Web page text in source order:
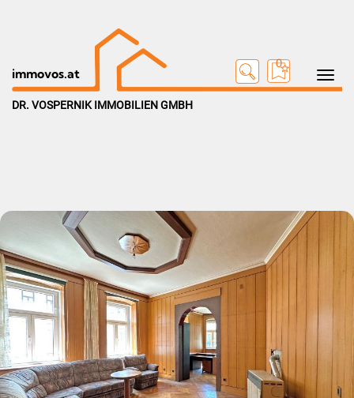
Toggle
immovos.at
0
DR. VOSPERNIK IMMOBILIEN GMBH